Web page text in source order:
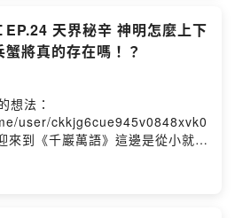
靈性、宇宙、能量有一點點好奇
開放的心點開影片，因為這邊的
後，請訂閱《千巖萬語》，開啟
Hosting
EP.24 天界秘辛 神明怎麼上下
將真的存在嗎！？
想法：
user/ckkjg6cue945v0848xvk0
到《千巖萬語》這邊是從小就會
己的「靈魂道路」後，滿滿一肚